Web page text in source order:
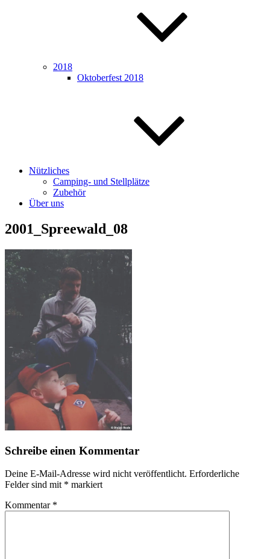
2018
Oktoberfest 2018
Nützliches
Camping- und Stellplätze
Zubehör
Über uns
2001_Spreewald_08
Schreibe einen Kommentar
Deine E-Mail-Adresse wird nicht veröffentlicht. Erforderliche
Felder sind mit * markiert
Kommentar *